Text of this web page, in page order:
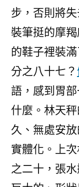
步，否則將
裝筆挺的摩
的鞋子裡裝
分之八十七？
語，感到胃
什麼。林天
久、無處安
實體化。上
之二十，張